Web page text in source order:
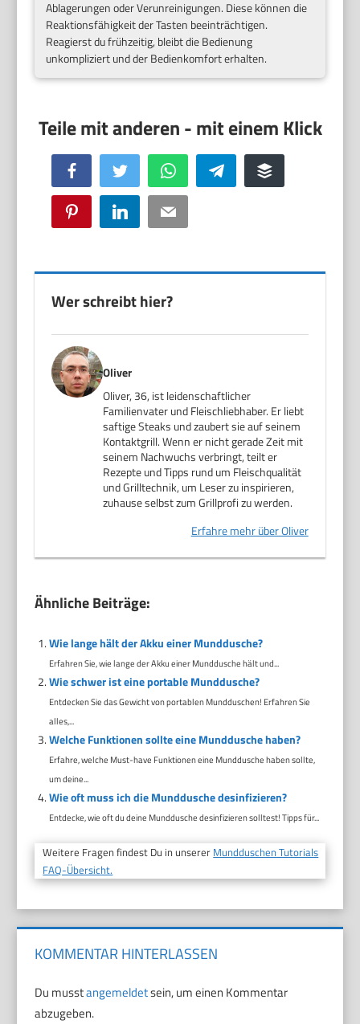
Ablagerungen oder Verunreinigungen. Diese können die
Reaktionsfähigkeit der Tasten beeinträchtigen.
Reagierst du frühzeitig, bleibt die Bedienung
unkompliziert und der Bedienkomfort erhalten.
Facebook Twitter WhatsApp Telegram Buffer
Pinterest LinkedIn Email
Wer schreibt hier?
Oliver
Oliver, 36, ist leidenschaftlicher
Familienvater und Fleischliebhaber. Er liebt
saftige Steaks und zaubert sie auf seinem
Kontaktgrill. Wenn er nicht gerade Zeit mit
seinem Nachwuchs verbringt, teilt er
Rezepte und Tipps rund um Fleischqualität
und Grilltechnik, um Leser zu inspirieren,
zuhause selbst zum Grillprofi zu werden.
Erfahre mehr über Oliver
Ähnliche Beiträge:
Wie lange hält der Akku einer Munddusche?
Erfahren Sie, wie lange der Akku einer Munddusche hält und...
Wie schwer ist eine portable Munddusche?
Entdecken Sie das Gewicht von portablen Mundduschen! Erfahren Sie
alles,...
Welche Funktionen sollte eine Munddusche haben?
Erfahre, welche Must-have Funktionen eine Munddusche haben sollte,
um deine...
Wie oft muss ich die Munddusche desinfizieren?
Entdecke, wie oft du deine Munddusche desinfizieren solltest! Tipps für...
Weitere Fragen findest Du in unserer Mundduschen Tutorials
FAQ-Übersicht.
KOMMENTAR HINTERLASSEN
Du musstangemeldetsein, um einen Kommentar
abzugeben.